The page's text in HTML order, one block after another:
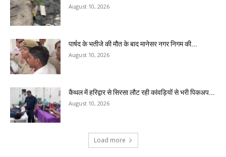
August 10, 2026
पार्षद के भतीजे की मौत के बाद मानेसर नगर निगम की...
August 10, 2026
कैथल में हरिद्वार से सिरसा लौट रही कांवड़ियों से भरी पिकअप...
August 10, 2026
Load more